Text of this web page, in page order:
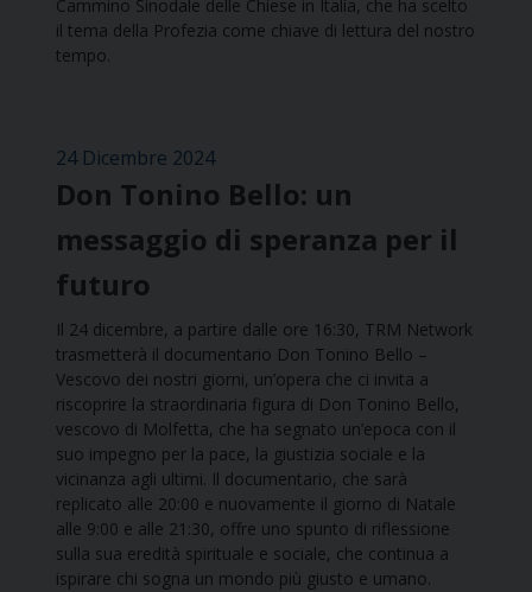
Cammino Sinodale delle Chiese in Italia, che ha scelto
il tema della Profezia come chiave di lettura del nostro
tempo.
24 Dicembre 2024
Don Tonino Bello: un
messaggio di speranza per il
futuro
Il 24 dicembre, a partire dalle ore 16:30, TRM Network
trasmetterà il documentario Don Tonino Bello –
Vescovo dei nostri giorni, un’opera che ci invita a
riscoprire la straordinaria figura di Don Tonino Bello,
vescovo di Molfetta, che ha segnato un’epoca con il
suo impegno per la pace, la giustizia sociale e la
vicinanza agli ultimi. Il documentario, che sarà
replicato alle 20:00 e nuovamente il giorno di Natale
alle 9:00 e alle 21:30, offre uno spunto di riflessione
sulla sua eredità spirituale e sociale, che continua a
ispirare chi sogna un mondo più giusto e umano.